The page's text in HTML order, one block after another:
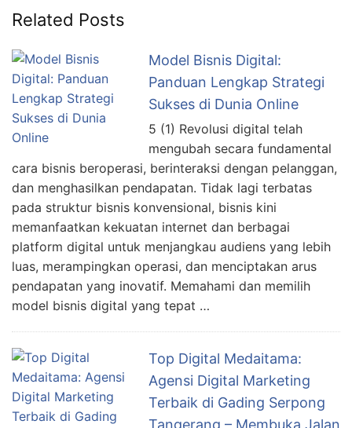
Related Posts
Model Bisnis Digital:
Panduan Lengkap Strategi
Sukses di Dunia Online
5 (1) Revolusi digital telah
mengubah secara fundamental
cara bisnis beroperasi, berinteraksi dengan pelanggan,
dan menghasilkan pendapatan. Tidak lagi terbatas
pada struktur bisnis konvensional, bisnis kini
memanfaatkan kekuatan internet dan berbagai
platform digital untuk menjangkau audiens yang lebih
luas, merampingkan operasi, dan menciptakan arus
pendapatan yang inovatif. Memahami dan memilih
model bisnis digital yang tepat …
Top Digital Medaitama:
Agensi Digital Marketing
Terbaik di Gading Serpong
Tangerang – Membuka Jalan